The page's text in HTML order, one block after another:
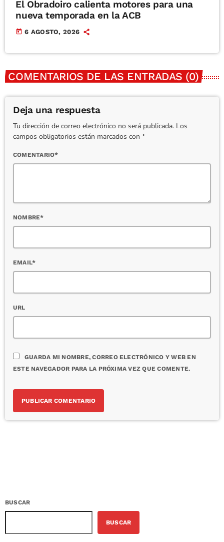
El Obradoiro calienta motores para una
nueva temporada en la ACB
today 6 AGOSTO, 2026
COMENTARIOS DE LAS ENTRADAS (0)
Deja una respuesta
Tu dirección de correo electrónico no será publicada. Los
campos obligatorios están marcados con *
COMENTARIO*
NOMBRE*
EMAIL*
URL
GUARDA MI NOMBRE, CORREO ELECTRÓNICO Y WEB EN
ESTE NAVEGADOR PARA LA PRÓXIMA VEZ QUE COMENTE.
BUSCAR
BUSCAR